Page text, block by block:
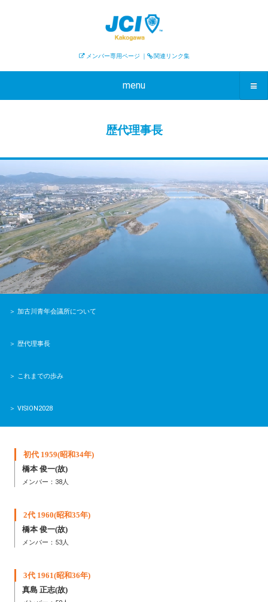
メンバー専用ページ ｜ 関連リンク集
menu
歴代理事長
＞ 加古川青年会議所について
＞ 歴代理事長
＞ これまでの歩み
＞ VISION2028
初代 1959(昭和34年)
橋本 俊一(故)
メンバー：38人
2代 1960(昭和35年)
橋本 俊一(故)
メンバー：53人
3代 1961(昭和36年)
真島 正志(故)